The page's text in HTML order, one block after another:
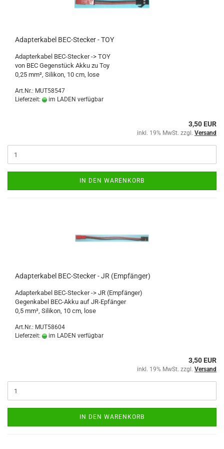
Adapterkabel BEC-Stecker - TOY
Adapterkabel BEC-Stecker -> TOY
von BEC Gegenstück Akku zu Toy
0,25 mm², Silikon, 10 cm, lose
Art.Nr.: MUT58547
Lieferzeit:
im LADEN verfügbar
3,50 EUR
inkl. 19% MwSt. zzgl. Versand
IN DEN WARENKORB
Adapterkabel BEC-Stecker - JR (Empfänger)
Adapterkabel BEC-Stecker -> JR (Empfänger)
Gegenkabel BEC-Akku auf JR-Epfänger
0,5 mm², Silikon, 10 cm, lose
Art.Nr.: MUT58604
Lieferzeit:
im LADEN verfügbar
3,50 EUR
inkl. 19% MwSt. zzgl. Versand
IN DEN WARENKORB